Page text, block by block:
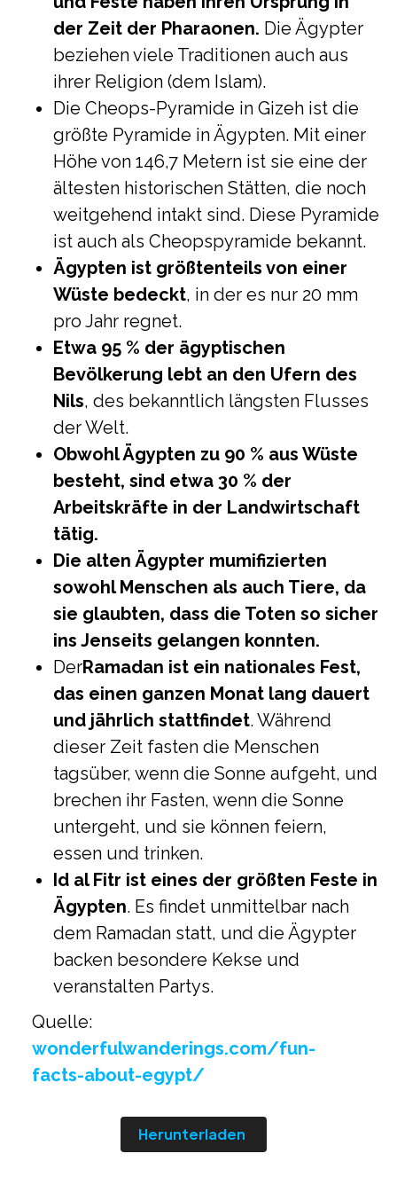
der Zeit der Pharaonen. Die Ägypter
beziehen viele Traditionen auch aus
ihrer Religion (dem Islam).
Die Cheops-Pyramide in Gizeh ist die
größte Pyramide in Ägypten. Mit einer
Höhe von 146,7 Metern ist sie eine der
ältesten historischen Stätten, die noch
weitgehend intakt sind. Diese Pyramide
ist auch als Cheopspyramide bekannt.
Ägypten ist größtenteils von einer
Wüste bedeckt, in der es nur 20 mm
pro Jahr regnet.
Etwa 95 % der ägyptischen
Bevölkerung lebt an den Ufern des
Nils, des bekanntlich längsten Flusses
der Welt.
Obwohl Ägypten zu 90 % aus Wüste
besteht, sind etwa 30 % der
Arbeitskräfte in der Landwirtschaft
tätig.
Die alten Ägypter mumifizierten
sowohl Menschen als auch Tiere, da
sie glaubten, dass die Toten so sicher
ins Jenseits gelangen konnten.
DerRamadan ist ein nationales Fest,
das einen ganzen Monat lang dauert
und jährlich stattfindet. Während
dieser Zeit fasten die Menschen
tagsüber, wenn die Sonne aufgeht, und
brechen ihr Fasten, wenn die Sonne
untergeht, und sie können feiern,
essen und trinken.
Id al Fitr ist eines der größten Feste in
Ägypten. Es findet unmittelbar nach
dem Ramadan statt, und die Ägypter
backen besondere Kekse und
veranstalten Partys.
Quelle:
wonderfulwanderings.com/fun-
facts-about-egypt/
Herunterladen